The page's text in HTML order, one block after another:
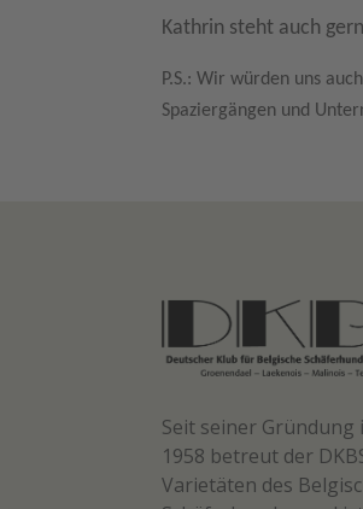
Kathrin steht auch
P.S.: Wir würden uns
Spaziergängen und
Seit seiner Gründung
1958 betreut der
Varietäten des